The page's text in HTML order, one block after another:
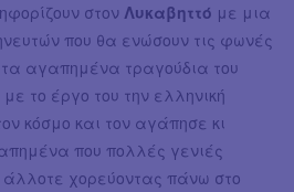
στον Λυκαβηττό με μια
που θα ενώσουν τις φωνές
αγαπημένα τραγούδια του
το έργο του την ελληνική
κόσμο και τον αγάπησε κι
που πολλές γενιές
χορεύοντας πάνω στο